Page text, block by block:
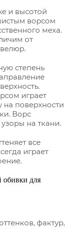
и высотой
ворсом
меха.
от
степень
играет
на поверхности
Ворс
на ткани.
все
играет
обивки для
фактур,